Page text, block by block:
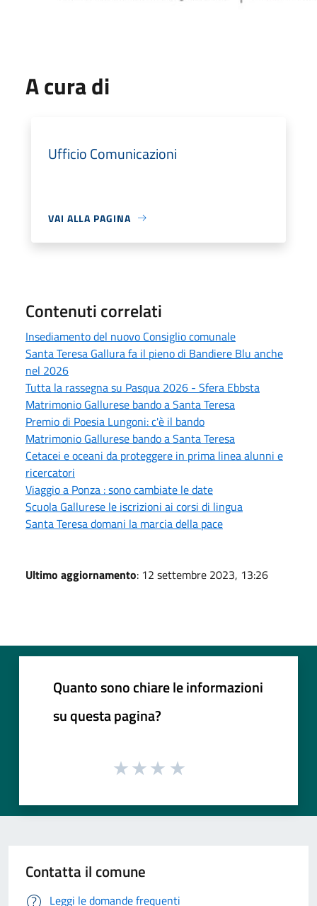
A cura di
Ufficio Comunicazioni
VAI ALLA PAGINA
Contenuti correlati
Insediamento del nuovo Consiglio comunale
Santa Teresa Gallura fa il pieno di Bandiere Blu anche
nel 2026
Tutta la rassegna su Pasqua 2026 - Sfera Ebbsta
Matrimonio Gallurese bando a Santa Teresa
Premio di Poesia Lungoni: c'è il bando
Matrimonio Gallurese bando a Santa Teresa
Cetacei e oceani da proteggere in prima linea alunni e
ricercatori
Viaggio a Ponza : sono cambiate le date
Scuola Gallurese le iscrizioni ai corsi di lingua
Santa Teresa domani la marcia della pace
Ultimo aggiornamento: 12 settembre 2023, 13:26
Quanto sono chiare le informazioni
su questa pagina?
Contatta il comune
Leggi le domande frequenti